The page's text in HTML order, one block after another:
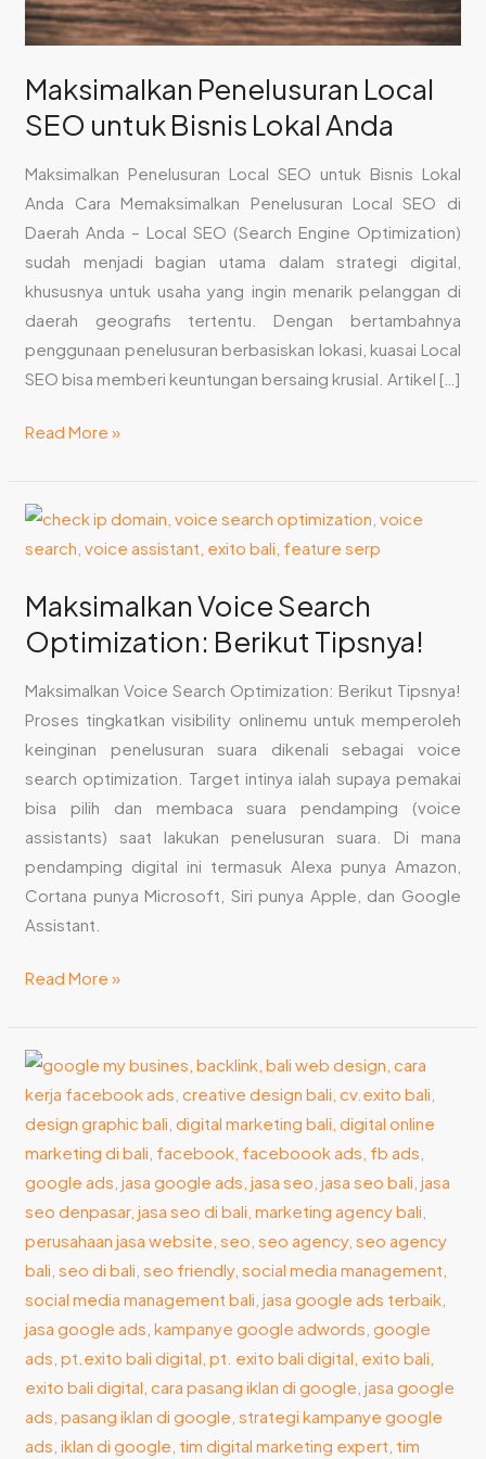
Maksimalkan Penelusuran Local
SEO untuk Bisnis Lokal Anda
Maksimalkan Penelusuran Local SEO untuk Bisnis Lokal
Anda Cara Memaksimalkan Penelusuran Local SEO di
Daerah Anda – Local SEO (Search Engine Optimization)
sudah menjadi bagian utama dalam strategi digital,
khususnya untuk usaha yang ingin menarik pelanggan di
daerah geografis tertentu. Dengan bertambahnya
penggunaan penelusuran berbasiskan lokasi, kuasai Local
SEO bisa memberi keuntungan bersaing krusial. Artikel […]
Read More »
Maksimalkan Voice Search
Optimization: Berikut Tipsnya!
Maksimalkan Voice Search Optimization: Berikut Tipsnya!
Proses tingkatkan visibility onlinemu untuk memperoleh
keinginan penelusuran suara dikenali sebagai voice
search optimization. Target intinya ialah supaya pemakai
bisa pilih dan membaca suara pendamping (voice
assistants) saat lakukan penelusuran suara. Di mana
pendamping digital ini termasuk Alexa punya Amazon,
Cortana punya Microsoft, Siri punya Apple, dan Google
Assistant.
Maksimalkan
Voice
Optimization:
Berikut
Tipsnya!
Read More »
Local
SEO:
Pengertian,
Taktik
dan
Cara
Pertama
untuk
Mulai